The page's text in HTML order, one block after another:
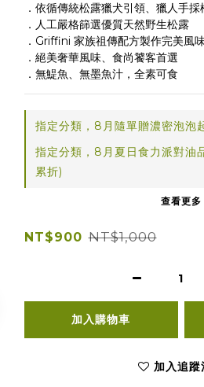
．依循傳統松露獵犬引領、獵人手採
．人工嚴格篩選優質天然野生松露
．Griffini 家族祖傳配方製作完美風
．絕美奢華風味、食尚饕客首選
．無鯷魚、無墨魚汁，全素可食
指定分類，8月隨單贈濃密泡泡
指定分類，8月夏日食力派對油
累折)
查看更多
NT$900 NT$1,000
加入購物車
加入追蹤